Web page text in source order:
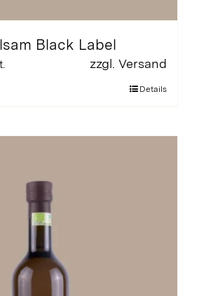
Black Label
zzgl. Versand
Details